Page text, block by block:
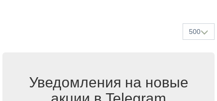
500
Уведомления на новые